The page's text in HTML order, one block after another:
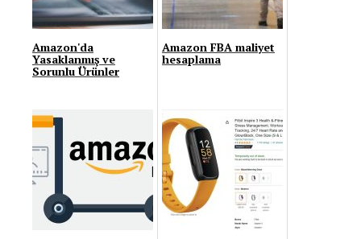
Amazon'da
Yasaklanmış ve
Sorunlu Ürünler
Amazon FBA maliyet
hesaplama